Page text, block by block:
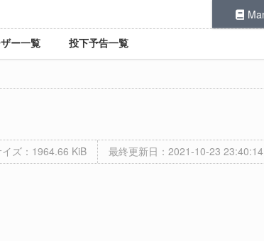
ー一覧 投下予告一覧
ズ：1964.66 KiB 最終更新日：2021-10-23 23:40:14